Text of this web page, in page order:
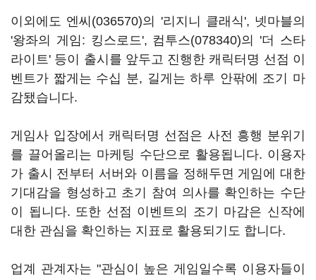
이외에도 엔씨(036570)의 '리지니 클래식', 넷마블의
'왕좌의 게임: 킹스로드', 컴투스(078340)의 '더 스타
라이트' 등이 출시를 앞두고 진행한 캐릭터명 선점 이
벤트가 짧게는 수십 분, 길게는 하루 안팎에 조기 마
감됐습니다.
게임사 입장에서 캐릭터명 선점은 사전 흥행 분위기
를 끌어올리는 마케팅 수단으로 활용됩니다. 이용자
가 출시 전부터 서버와 이름을 정해두면 게임에 대한
기대감을 형성하고 초기 참여 의사를 확인하는 수단
이 됩니다. 또한 선점 이벤트의 조기 마감은 신작에
대한 관심을 확인하는 지표로 활용되기도 합니다.
업계 관계자는 "관심이 높은 게임일수록 이용자들이